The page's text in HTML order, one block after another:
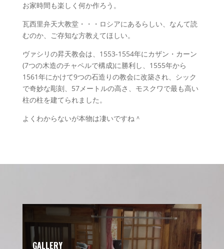
CONTACT
お家時間も楽しく何か作ろう。
瓦西里弁天大教堂・・・ロシアにあるらしい、なんて読
むのか、ご存知な方教えてほしい。
ヴァシリの昇天教会は、1553-1554年にカザン・カーン
(7つの木造のチャペルで構成)に勝利し、1555年から
1561年にかけて9つの石造りの教会に改築され、シック
で奇妙な彫刻、57メートルの高さ、モスクワで最も高い
柱の柱を建てられました。
よくわからないが本物は凄いですね＾
GALLERY